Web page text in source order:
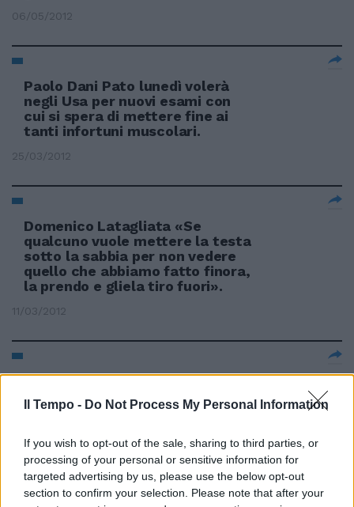
Il Tempo - Do Not Process My Personal Information
If you wish to opt-out of the sale, sharing to third parties, or
processing of your personal or sensitive information for
targeted advertising by us, please use the below opt-out
section to confirm your selection. Please note that after your
06/05/2012
Paolo Dani Pato lunedì volerà
negli Usa per nuovi esami con
cui si spera di mettere fine ai
tanti infortuni muscolari.
25/03/2012
Domenico Latagliata «Se
qualcuno vuole mettere la testa
sotto la sabbia per non vedere
quello che abbiamo fatto finora,
la prendo e gliela tiro fuori».
11/03/2012
NOMENTANA «Competenze in
comune» tra Luiss e Intesa
Sanpaolo 5Luiss Guido Carli e
un accordo di collaborazione o
«Mettere in comune
competenze».
11/03/2012